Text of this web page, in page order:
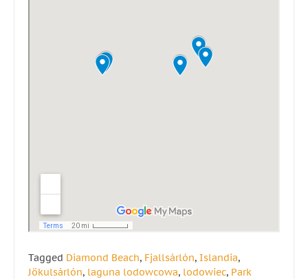
Tagged Diamond Beach, Fjallsárlón, Islandia,
Jökulsárlón, laguna lodowcowa, lodowiec, Park